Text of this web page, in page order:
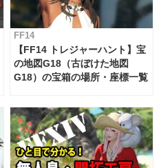
FF14
【FF14 トレジャーハント】宝
の地図G18（古ぼけた地図
G18）の宝箱の場所・座標一覧